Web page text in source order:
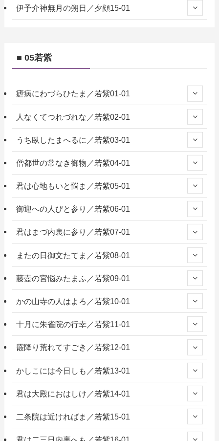
伊予介神無月の朔日／夕顔15-01
■ 05若紫
瘧病にわづらひたま／若紫01-01
人なくてつれづれな／若紫02-01
うち臥したまへるに／若紫03-01
僧都世の常なき御物／若紫04-01
君は心地もいと悩ま／若紫05-01
御迎への人びと参り／若紫06-01
君はまづ内裏に参り／若紫07-01
またの日御文たてま／若紫08-01
藤壺の宮悩みたまふ／若紫09-01
かの山寺の人はよろ／若紫10-01
十月に朱雀院の行幸／若紫11-01
霰降り荒れてすごき／若紫12-01
かしこには今日しも／若紫13-01
君は大殿におはしけ／若紫14-01
二条院は近ければま／若紫15-01